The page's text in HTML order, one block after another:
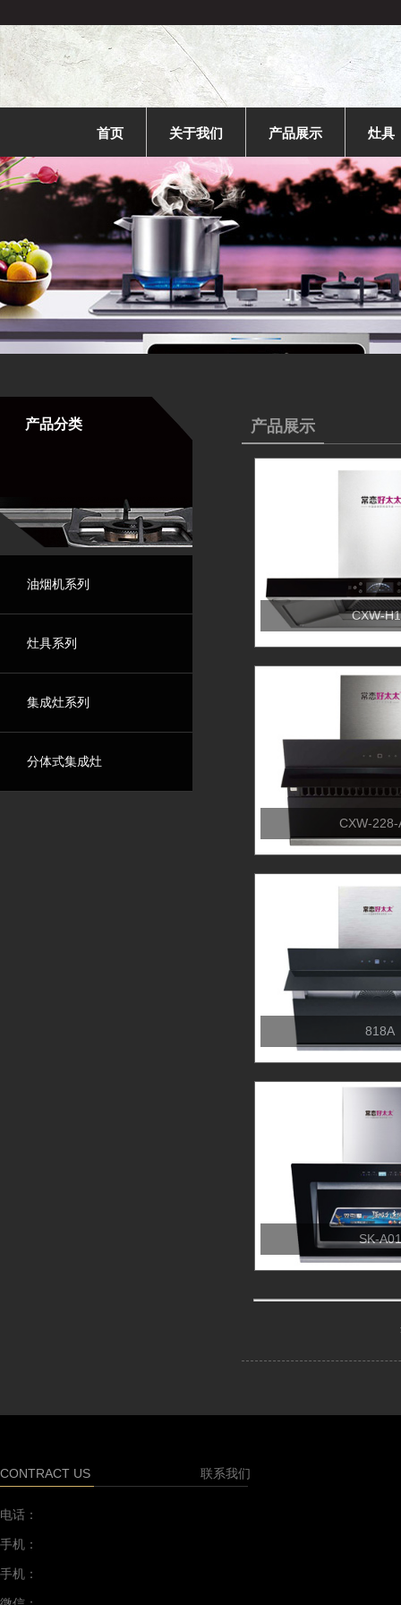
首页 关于我们 产品展示 灶具
产品分类
油烟机系列
灶具系列
集成灶系列
分体式集成灶
产品展示
CXW-
CXW-228-
818A
SK-A01
联系我们
CONTRACT US
电话：
手机：
手机：